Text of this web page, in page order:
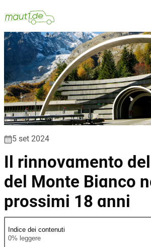
5 set 2024
Il rinnovamento
del Monte Bianco
prossimi 18 anni
Indice dei contenuti
0% leggere